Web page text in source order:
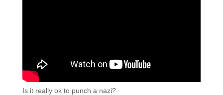
Is it really ok to punch a nazi?